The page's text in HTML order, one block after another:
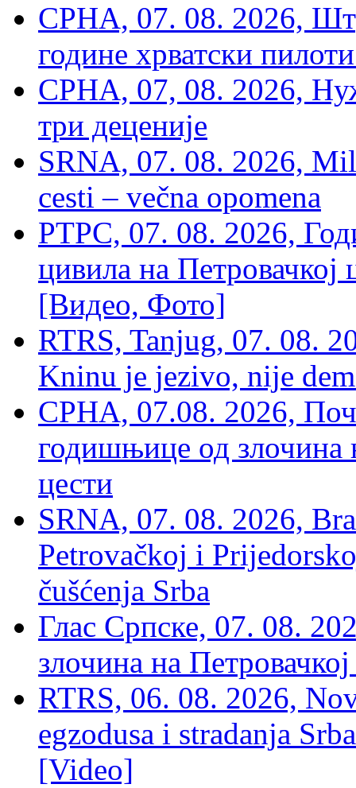
СРНА, 07. 08. 2026,
године хрватски
СРНА, 07, 08. 2026,
три деценије
SRNA, 07. 08. 2026,
cesti – večna opomena
РТРС, 07. 08. 2026,
цивила на Петровачкој
[Видео, Фото]
RTRS, Tanjug, 07. 08.
Kninu je jezivo, nije
СРНА, 07.08. 2026,
годишњице од злочина
цести
SRNA, 07. 08. 2026,
Petrovačkoj i
čušćenja Srba
Глас Српске, 07. 08.
злочина на
RTRS, 06. 08. 2026,
egzodusa i stradanja
[Video]